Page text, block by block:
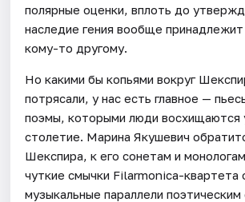
полярные оценки, вплоть до
наследие гения вообще
кому-то другому.
Но какими бы копьями вокруг
потрясали, у нас есть главное —
поэмы, которыми люди восхищаются
столетие. Марина Якушевич
Шекспира, к его сонетам и
чуткие смычки Filarmonica-
музыкальные параллели поэтическим